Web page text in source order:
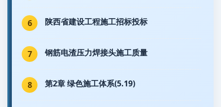
6 陕西省建设工程施工招标投标
7 钢筋电渣压力焊接头施工质量
8 第2章 绿色施工体系(5.19)